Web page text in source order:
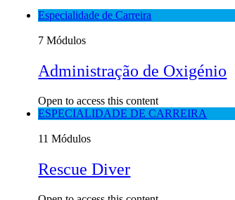
Especialidade de Carreira
7 Módulos
Administração de Oxigénio
Open to access this content
ESPECIALIDADE DE CARREIRA
11 Módulos
Rescue Diver